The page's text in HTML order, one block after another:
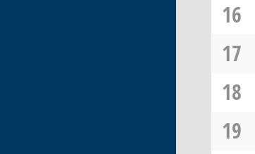
16
17
18
19